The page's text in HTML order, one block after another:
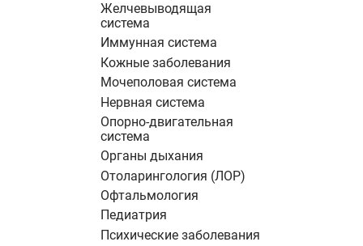
Желчевыводящая
система
Иммунная система
Кожные заболевания
Мочеполовая система
Нервная система
Опорно-двигательная
система
Органы дыхания
Отоларингология (ЛОР)
Офтальмология
Педиатрия
Психические заболевания